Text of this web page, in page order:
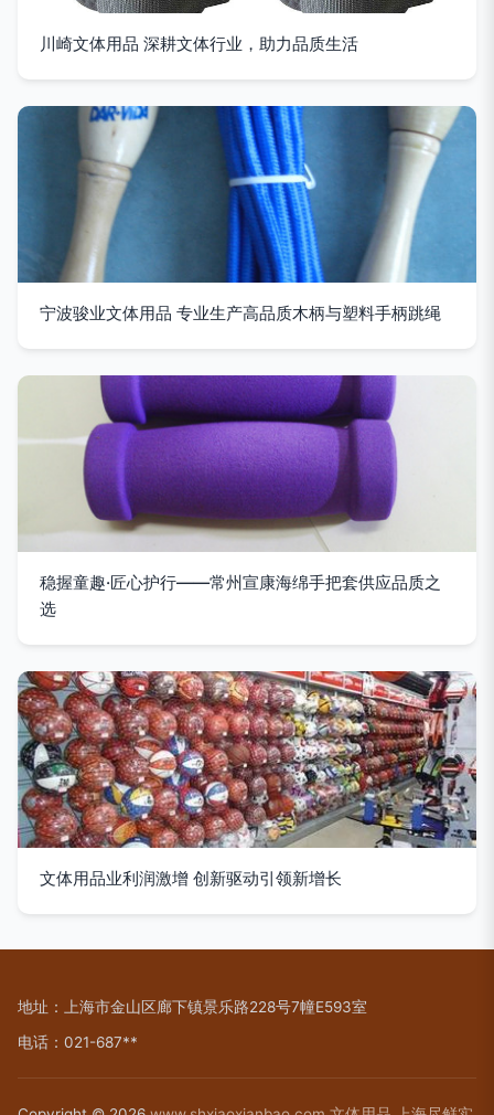
川崎文体用品 深耕文体行业，助力品质生活
宁波骏业文体用品 专业生产高品质木柄与塑料手柄跳绳
稳握童趣·匠心护行——常州宣康海绵手把套供应品质之
选
文体用品业利润激增 创新驱动引领新增长
地址：上海市金山区廊下镇景乐路228号7幢E593室
电话：021-687**